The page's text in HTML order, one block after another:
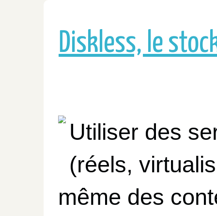
Diskless, le
Utiliser des
(réels,
même des